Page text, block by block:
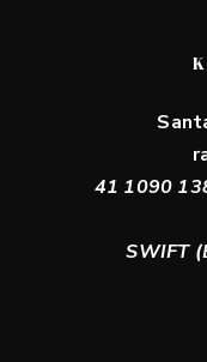
41 1090
SWIFT